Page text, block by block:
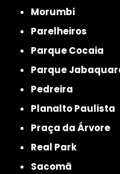
Morumbi
Parelheiros
Parque Cocaia
Parque
Pedreira
Planalto Paulista
Praça da Árvore
Real Park
Sacomã